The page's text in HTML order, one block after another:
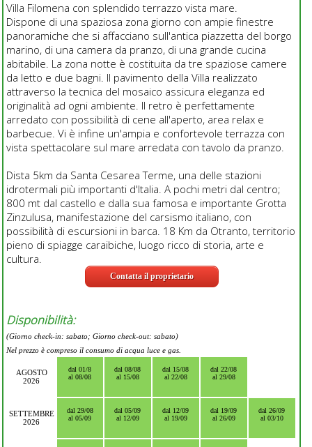
Villa Filomena con splendido terrazzo vista mare.
Dispone di una spaziosa zona giorno con ampie finestre
panoramiche che si affacciano sull'antica piazzetta del borgo
marino, di una camera da pranzo, di una grande cucina
abitabile. La zona notte è costituita da tre spaziose camere
da letto e due bagni. Il pavimento della Villa realizzato
attraverso la tecnica del mosaico assicura eleganza ed
originalità ad ogni ambiente. Il retro è perfettamente
arredato con possibilità di cene all'aperto, area relax e
barbecue. Vi è infine un'ampia e confortevole terrazza con
vista spettacolare sul mare arredata con tavolo da pranzo.
Dista 5km da Santa Cesarea Terme, una delle stazioni
idrotermali più importanti d'Italia. A pochi metri dal centro;
800 mt dal castello e dalla sua famosa e importante Grotta
Zinzulusa, manifestazione del carsismo italiano, con
possibilità di escursioni in barca. 18 Km da Otranto, territorio
pieno di spiagge caraibiche, luogo ricco di storia, arte e
cultura.
Contatta il proprietario
Disponibilità:
(Giorno check-in: sabato; Giorno check-out: sabato)
Nel prezzo è compreso il consumo di acqua luce e gas.
AGOSTO
2026
dal 01/8
al 08/08
dal 08/08
al 15/08
dal 15/08
al 22/08
dal 22/08
al 29/08
SETTEMBRE
2026
dal 29/08
al 05/09
dal 05/09
al 12/09
dal 12/09
al 19/09
dal 19/09
al 26/09
dal 26/09
al 03/10